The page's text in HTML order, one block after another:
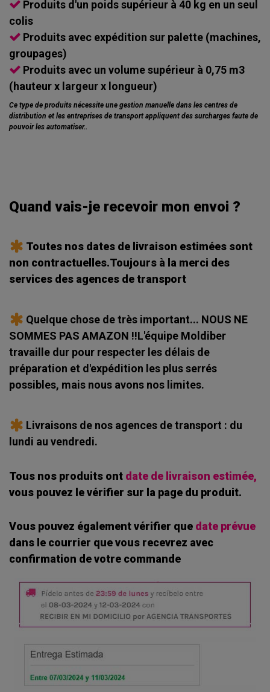
Produits d'un poids supérieur à 40 kg en un seul
colis
Produits avec expédition sur palette (machines,
groupages)
Produits avec un volume supérieur à 0,75 m3
(hauteur x largeur x longueur)
Ce type de produits nécessite une gestion manuelle dans les centres de
distribution et les entreprises de transport appliquent des surcharges faute de
pouvoir les automatiser..
Quand vais-je recevoir mon envoi ?
Toutes nos dates de livraison estimées sont
non contractuelles.Toujours à la merci des
services des agences de transport
Quelque chose de très important... NOUS NE
SOMMES PAS AMAZON !!L'équipe Moldiber
travaille dur pour respecter les délais de
préparation et d'expédition les plus serrés
possibles, mais nous avons nos limites.
Livraisons de nos agences de transport : du
lundi au vendredi.
Tous nos produits ont date de livraison estimée,
vous pouvez le vérifier sur la page du produit.
Vous pouvez également vérifier que date prévue
dans le courrier que vous recevrez avec
confirmation de votre commande